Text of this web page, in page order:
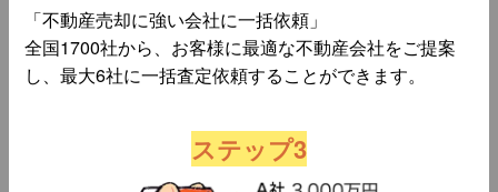
「不動産売却に強い会社に一括依頼」
全国1700社から、お客様に最適な不動産会社をご提案
し、最大6社に一括査定依頼することができます。
ステップ3